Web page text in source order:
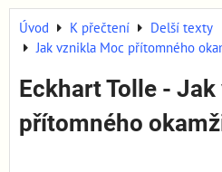
Úvod K přečtení
Delší texty
Jak vznikla Moc přítomného
Eckhart Tolle -
přítomného